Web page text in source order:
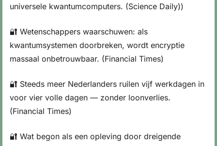
universele kwantumcomputers. (Science Daily))
🔐 Wetenschappers waarschuwen: als
kwantumsystemen doorbreken, wordt encryptie
massaal onbetrouwbaar. (Financial Times)
🔐 Steeds meer Nederlanders ruilen vijf werkdagen in
voor vier volle dagen — zonder loonverlies.
(Financial Times)
🔐 Wat begon als een opleving door dreigende